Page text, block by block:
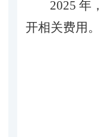
2025 年
开相关费用。